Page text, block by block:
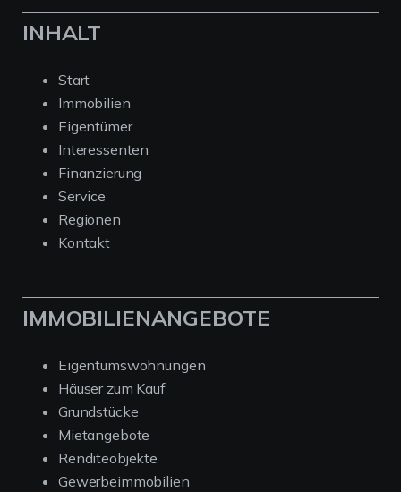
INHALT
Start
Immobilien
Eigentümer
Interessenten
Finanzierung
Service
Regionen
Kontakt
IMMOBILIENANGEBOTE
Eigentumswohnungen
Häuser zum Kauf
Grundstücke
Mietangebote
Renditeobjekte
Gewerbeimmobilien